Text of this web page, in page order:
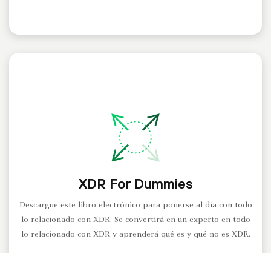
XDR For Dummies
Descargue este libro electrónico para ponerse al día con todo
lo relacionado con XDR. Se convertirá en un experto en todo
lo relacionado con XDR y aprenderá qué es y qué no es XDR.